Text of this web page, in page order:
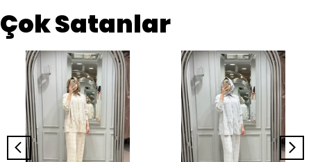
Çok Satanlar